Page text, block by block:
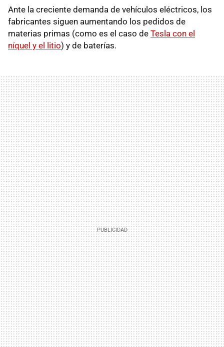
Ante la creciente demanda de vehículos eléctricos, los
fabricantes siguen aumentando los pedidos de
materias primas (como es el caso de Tesla con el
níquel y el litio) y de baterías.